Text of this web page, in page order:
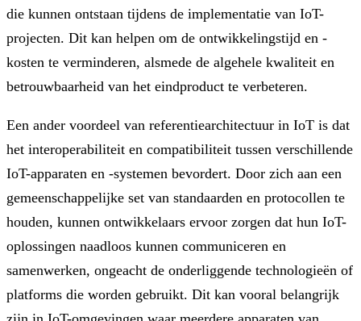
die kunnen ontstaan tijdens de implementatie van IoT-
projecten. Dit kan helpen om de ontwikkelingstijd en -
kosten te verminderen, alsmede de algehele kwaliteit en
betrouwbaarheid van het eindproduct te verbeteren.
Een ander voordeel van referentiearchitectuur in IoT is dat
het interoperabiliteit en compatibiliteit tussen verschillende
IoT-apparaten en -systemen bevordert. Door zich aan een
gemeenschappelijke set van standaarden en protocollen te
houden, kunnen ontwikkelaars ervoor zorgen dat hun IoT-
oplossingen naadloos kunnen communiceren en
samenwerken, ongeacht de onderliggende technologieën of
platforms die worden gebruikt. Dit kan vooral belangrijk